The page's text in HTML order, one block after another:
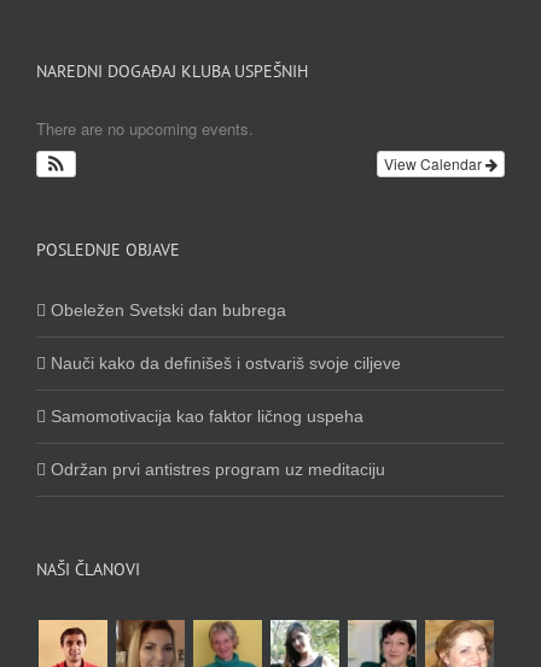
NAREDNI DOGAĐAJ KLUBA USPEŠNIH
There are no upcoming events.
View Calendar
POSLEDNJE OBJAVE
Obeležen Svetski dan bubrega
Nauči kako da definišeš i ostvariš svoje ciljeve
Samomotivacija kao faktor ličnog uspeha
Održan prvi antistres program uz meditaciju
NAŠI ČLANOVI